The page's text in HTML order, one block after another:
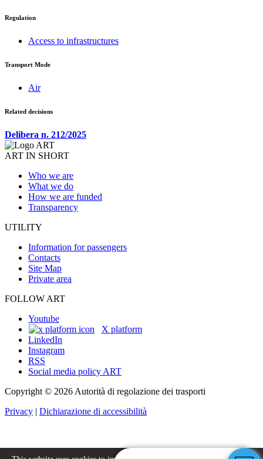
Regulation
Access to infrastructures
Transport Mode
Air
Related decisions
Delibera n. 212/2025
ART IN SHORT
Who we are
What we do
How we are funded
Transparency
UTILITY
Information for passengers
Contacts
Site Map
Private area
FOLLOW ART
Youtube
X platform
LinkedIn
Instagram
RSS
Social media policy ART
Copyright © 2026 Autorità di regolazione dei trasporti
Privacy | Dichiarazione di accessibilità